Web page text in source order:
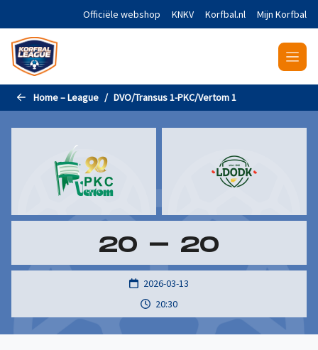
Naar de hoofdinhoud gaanOfficiële webshop KNKV Korfbal.nl Mijn Korfbal
Home – League DVO/Transus 1-PKC/Vertom 1
20 - 20
2026-03-13
20:30